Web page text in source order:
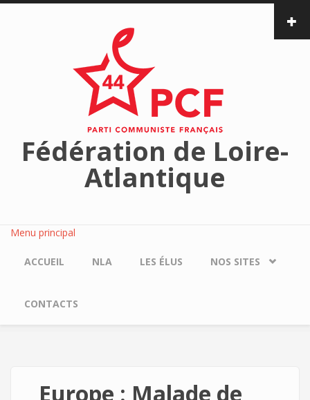
Aller au contenu principal
Fédération de Loire-
Atlantique
Menu principal
ACCUEIL NLA LES ÉLUS NOS SITES
CONTACTS
Europe : Malade de